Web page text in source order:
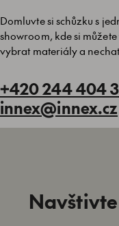
Domluvte si schůzku s
showroom, kde si
vybrat materiály a
+420 244 404
innex@innex.cz